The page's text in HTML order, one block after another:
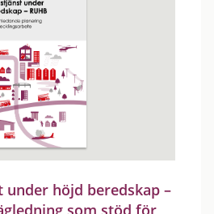
under höjd beredskap –
som stöd för